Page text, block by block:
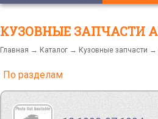
КУЗОВНЫЕ ЗАПЧАСТИ
Главная → Каталог → Кузовные запчасти →
По разделам